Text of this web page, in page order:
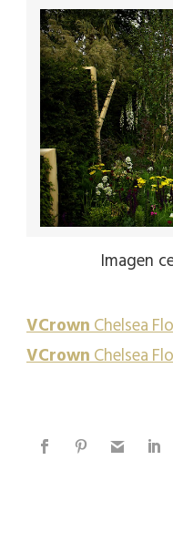
Imagen
VCrownChelsea
VCrownChelsea